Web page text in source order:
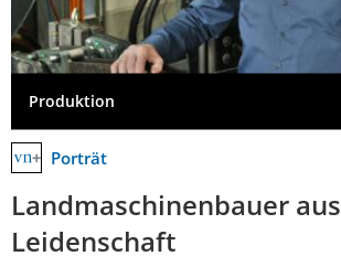
Produktion
Porträt
Landmaschinenbauer aus
Leidenschaft